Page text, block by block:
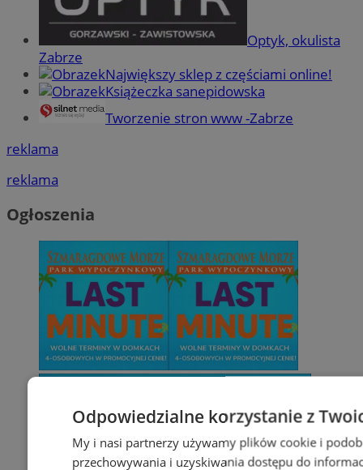
Optyk, okulista
Zabrze
Największy sklep z częściami online!
Książeczka sanepidowska
Tworzenie stron www -Zabrze
reklama
reklama
Ogłoszenia
Odpowiedzialne korzystanie z
My i nasi partnerzy używamy plików cookie i
przechowywania i uzyskiwania dostępu do